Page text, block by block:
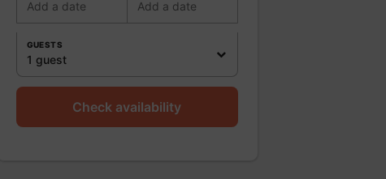
Add a date Add a date
GUESTS
1 guest
Check availability